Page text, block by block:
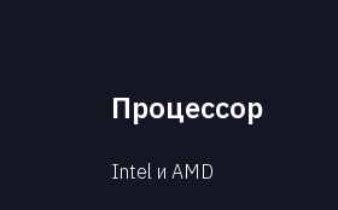
Процессор
Intel и AMD